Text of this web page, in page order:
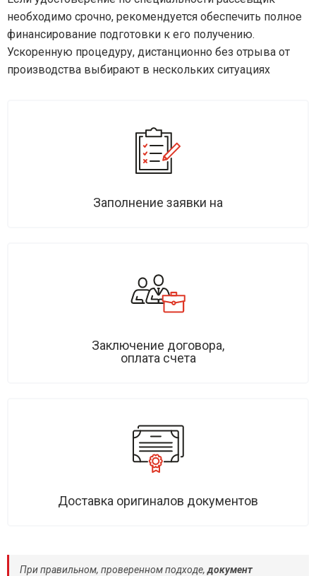
необходимо срочно, рекомендуется обеспечить полное
финансирование подготовки к его получению.
Ускоренную процедуру, дистанционно без отрыва от
производства выбирают в нескольких ситуациях
Заполнение заявки на
Заключение договора,
оплата счета
Доставка оригиналов документов
При правильном, проверенном подходе,документ